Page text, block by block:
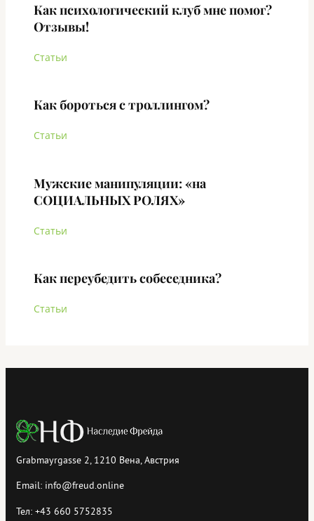
Как психологический клуб мне помог?
Отзывы!
Статьи
Как бороться с троллингом?
Статьи
Мужские манипуляции: «на
СОЦИАЛЬНЫХ РОЛЯХ»
Статьи
Как переубедить собеседника?
Статьи
Grabmayrgasse 2, 1210 Вена, Австрия
Email: info@freud.online
Тел: +43 660 5752835